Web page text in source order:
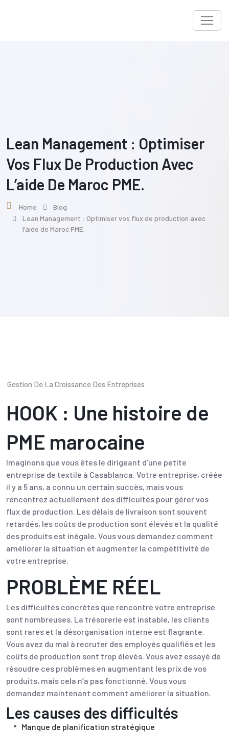
Lean Management : Optimiser
Vos Flux De Production Avec
L’aide De Maroc PME.
Home
Blog
Lean Management : Optimiser vos flux de production avec
l’aide de Maroc PME.
Gestion De La Croissance Des Entreprises
HOOK : Une histoire de
PME marocaine
Imaginons que vous êtes le dirigeant d’une petite
entreprise de textile à Casablanca. Votre entreprise, créée
il y a 5 ans, a connu un certain succès, mais vous
rencontrez actuellement des difficultés pour gérer vos
flux de production. Les délais de livraison sont souvent
retardés, les coûts de production sont élevés et la qualité
des produits est inégale. Vous vous demandez comment
améliorer la situation et augmenter la compétitivité de
votre entreprise.
PROBLÈME RÉEL
Les difficultés concrètes que rencontre votre entreprise
sont nombreuses. La trésorerie est instable, les clients
sont rares et la désorganisation interne est flagrante.
Vous avez du mal à recruter des employés qualifiés et les
coûts de production sont trop élevés. Vous avez essayé de
résoudre ces problèmes en augmentant les prix de vos
produits, mais cela n’a pas fonctionné. Vous vous
demandez maintenant comment améliorer la situation.
Les causes des difficultés
Manque de planification stratégique